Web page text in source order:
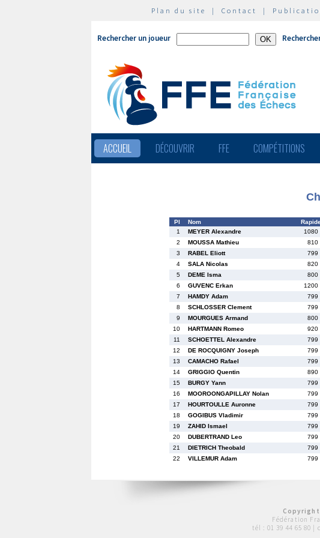
Plan du site | Contact |
Rechercher un joueur
ACCUEIL DÉCOUVRIR FFE COMPÉTITIONS
Pl Nom
1
MEYER Alexandre 1080
2
MOUSSA Mathieu 810
3
RABEL Eliott 799
4
SALA Nicolas 820
5
DEME Isma 800
6
GUVENC Erkan 1200
7
HAMDY Adam 799
8
SCHLOSSER Clement 799
9
MOURGUES Armand 800
10
HARTMANN Romeo 920
11
SCHOETTEL Alexandre 799
12
DE ROCQUIGNY Joseph 799
13
CAMACHO Rafael 799
14
GRIGGIO Quentin 890
15
BURGY Yann 799
16
MOOROONGAPILLAY Nolan 799
17
HOURTOULLE Auronne 799
18
GOGIBUS Vladimir 799
19
ZAHID Ismael 799
20
DUBERTRAND Leo 799
21
DIETRICH Theobald 799
22
VILLEMUR Adam 799
Fédération
tél : 01 39 44 65 80 |